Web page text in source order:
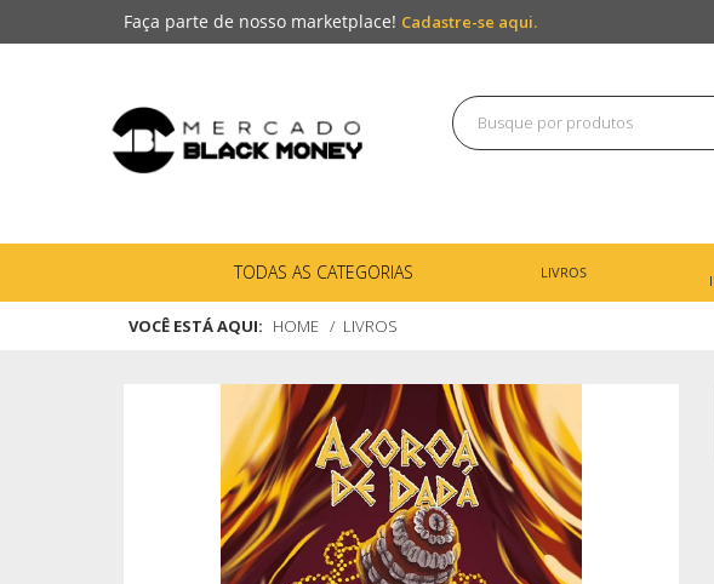
Faça parte de nosso marketplace! Cadastre-se aqui.
TODAS AS CATEGORIAS LIVROS
VOCÊ ESTÁ AQUI: HOME LIVROS